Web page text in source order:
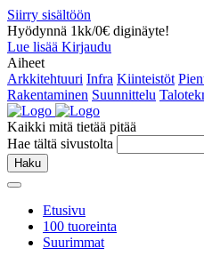
Siirry sisältöön
Hyödynnä 1kk/0€ diginäyte!
Lue lisää Kirjaudu
Aiheet
Arkkitehtuuri Infra Kiinteistöt
Rakentaminen Suunnittelu
Kaikki mitä tietää pitää
Hae tältä sivustolta
Haku
Etusivu
100 tuoreinta
Suurimmat